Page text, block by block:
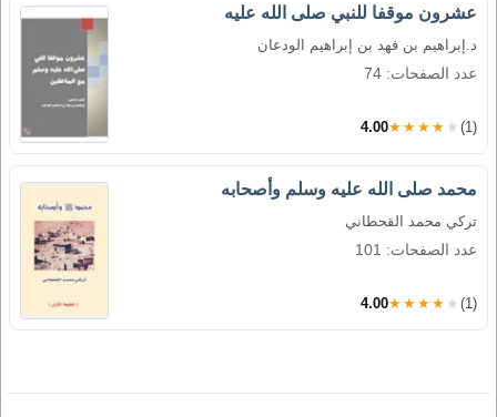
عشرون موقفا للنبي صلى الله عليه
د.إبراهيم بن فهد بن إبراهيم الودعان
عدد الصفحات: 74
4.00★★★★★ (1)
محمد صلى الله عليه وسلم وأصحابه
تركي محمد القحطاني
عدد الصفحات: 101
4.00★★★★★ (1)